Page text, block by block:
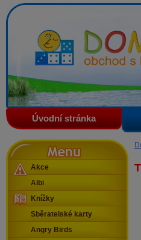
Domino - obchod s
Úvodní stránka
Menu
Akce
Albi
Knížky
Sběratelské karty
Angry Birds